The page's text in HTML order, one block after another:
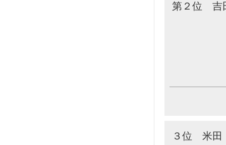
第２位 吉
３位 米田